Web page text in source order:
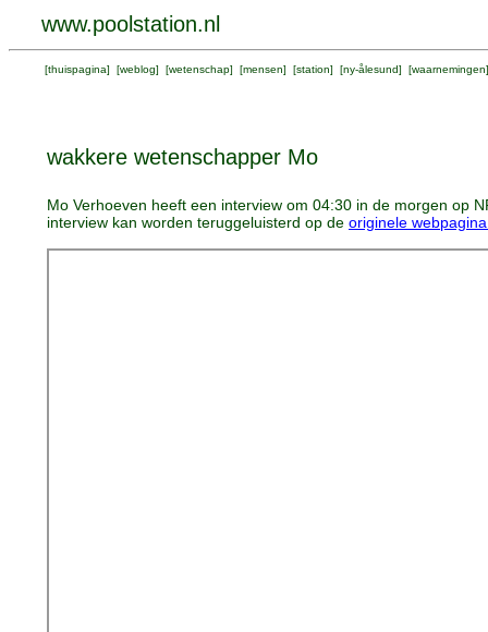
www.poolstation.nl
[thuispagina] [weblog] [wetenschap] [mensen] [station] [ny-ålesund] [waarnemingen
wakkere wetenschapper Mo
Mo Verhoeven heeft een interview om 04:30 in de morgen op
interview kan worden teruggeluisterd op de originele